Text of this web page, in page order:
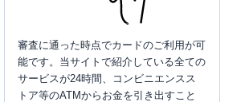
審査に通った時点でカードのご利用が可
能です。当サイトで紹介している全ての
サービスが24時間、コンビニエンスス
トア等のATMからお金を引き出すこと